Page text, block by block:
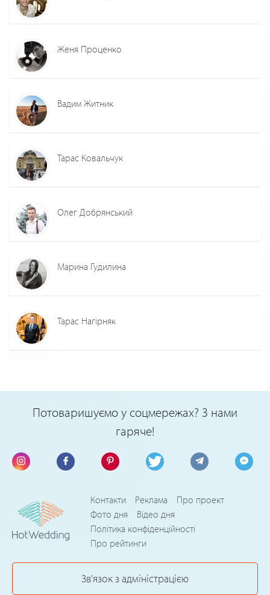
Женя Проценко
Вадим Житник
Тарас Ковальчук
Олег Добрянський
Марина Гудилина
Тарас Нагірняк
Потоваришуємо у соцмережах? З нами
гаряче!
Контакти Реклама
Про проект
Фото дня
Відео дня
Політика конфіденційності
Про рейтинги
Зв'язок з адміністрацією